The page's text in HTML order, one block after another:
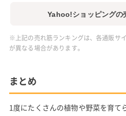
Yahoo!ショッピングの
※上記の売れ筋ランキングは、各通販サ
が異なる場合があります。
まとめ
1度にたくさんの植物や野菜を育て